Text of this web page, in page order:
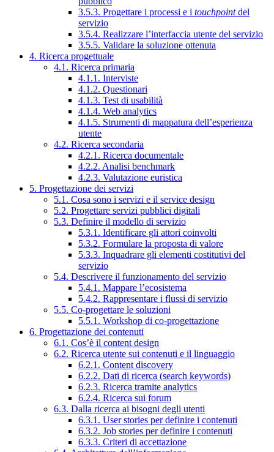
3.5.3. Progettare i processi e i touchpointdel
servizio
3.5.4. Realizzare l’interfaccia utente del servizio
3.5.5. Validare la soluzione ottenuta
4. Ricerca progettuale
4.1. Ricerca primaria
4.1.1. Interviste
4.1.2. Questionari
4.1.3. Test di usabilità
4.1.4. Web analytics
4.1.5. Strumenti di mappatura dell’esperienza
utente
4.2. Ricerca secondaria
4.2.1. Ricerca documentale
4.2.2. Analisi benchmark
4.2.3. Valutazione euristica
5. Progettazione dei servizi
5.1. Cosa sono i servizi e il service design
5.2. Progettare servizi pubblici digitali
5.3. Definire il modello di servizio
5.3.1. Identificare gli attori coinvolti
5.3.2. Formulare la proposta di valore
5.3.3. Inquadrare gli elementi costitutivi del
servizio
5.4. Descrivere il funzionamento del servizio
5.4.1. Mappare l’ecosistema
5.4.2. Rappresentare i flussi di servizio
5.5. Co-progettare le soluzioni
5.5.1. Workshop di co-progettazione
6. Progettazione dei contenuti
6.1. Cos’è il content design
6.2. Ricerca utente sui contenuti e il linguaggio
6.2.1. Content discovery
6.2.2. Dati di ricerca (search keywords)
6.2.3. Ricerca tramite analytics
6.2.4. Ricerca sui forum
6.3. Dalla ricerca ai bisogni degli utenti
6.3.1. User stories per definire i contenuti
6.3.2. Job stories per definire i contenuti
6.3.3. Criteri di accettazione